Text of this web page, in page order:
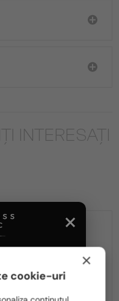
INTERESAȚI
2-4 ZILE
×
cookie-uri